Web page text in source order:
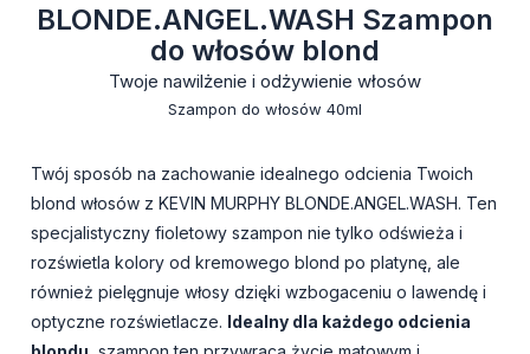
BLONDE.ANGEL.WASH Szampon
do włosów blond
Twoje nawilżenie i odżywienie włosów
Szampon do włosów 40ml
Twój sposób na zachowanie idealnego odcienia Twoich
blond włosów z KEVIN MURPHY BLONDE.ANGEL.WASH. Ten
specjalistyczny fioletowy szampon nie tylko odświeża i
rozświetla kolory od kremowego blond po platynę, ale
również pielęgnuje włosy dzięki wzbogaceniu o lawendę i
optyczne rozświetlacze. Idealny dla każdego odcienia